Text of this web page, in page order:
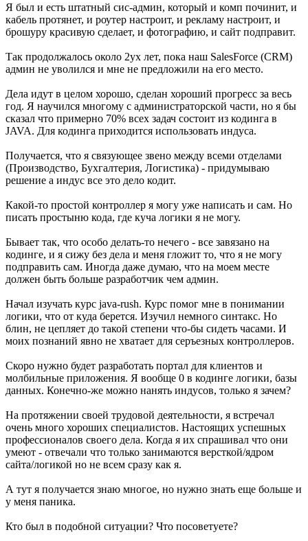
Я был и есть штатный сис-админ, который и комп починит, и
кабель протянет, и роутер настроит, и рекламу настроит, и
брошуру красивую сделает, и фотографию, и сайт подправит.
Так продолжалось около 2ух лет, пока наш SalesForce (CRM)
админ не уволился и мне не предложили на его место.
Дела идут в целом хорошо, сделан хороший прогресс за весь
год. Я научился многому с администраторской части, но я бы
сказал что примерно 70% всех задач состоит из кодинга в
JAVA. Для кодинга приходится использовать индуса.
Получается, что я связующее звено между всеми отделами
(Производство, Бухгалтерия, Логистика) - придумываю
решение а индус все это дело кодит.
Какой-то простой контроллер я могу уже написать и сам. Но
писать простыню кода, где куча логики я не могу.
Бывает так, что особо делать-то нечего - все завязано на
кодинге, и я сижу без дела и меня гложит то, что я не могу
подправить сам. Иногда даже думаю, что на моем месте
должен быть больше разработчик чем админ.
Начал изучать курс java-rush. Курс помог мне в понимании
логики, что от куда берется. Изучил немного синтакс. Но
блин, не цепляет до такой степени что-бы сидеть часами. И
моих познаний явно не хватает для серъезных контроллеров.
Скоро нужно будет разработать портал для клиентов и
молбильные приложения. Я вообще 0 в кодинге логики, базы
данных. Конечно-же можно нанять индусов, только я зачем?
На протяжении своей трудовой деятельности, я встречал
очень много хороших специалистов. Настоящих успешных
профессионалов своего дела. Когда я их спрашивал что они
умеют - отвечали что только занимаются версткой/ядром
сайта/логикой но не всем сразу как я.
А тут я получается знаю многое, но нужно знать еще больше и
у меня паника.
Кто был в подобной ситуации? Что посоветуете?